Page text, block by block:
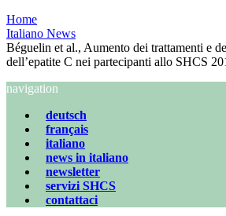
Home
Italiano News
Béguelin et al., Aumento dei trattamenti e
dell’epatite C nei partecipanti allo SHCS
navigation
deutsch
français
italiano
news in italiano
newsletter
servizi SHCS
contattaci